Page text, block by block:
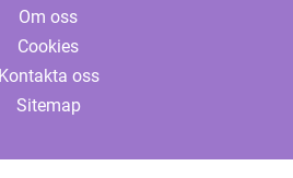
Om oss
Cookies
Kontakta oss
Sitemap